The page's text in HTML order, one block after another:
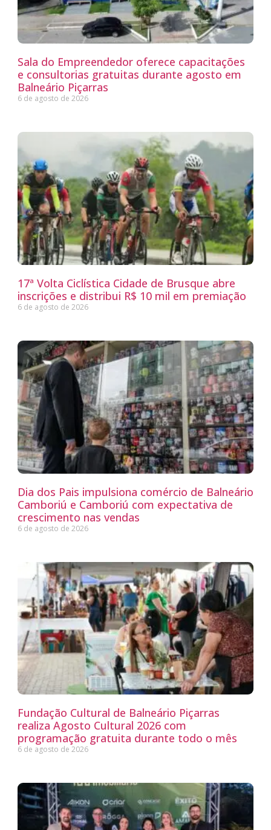
Sala do Empreendedor oferece capacitações
e consultorias gratuitas durante agosto em
Balneário Piçarras
6 de agosto de 2026
17ª Volta Ciclística Cidade de Brusque abre
inscrições e distribui R$ 10 mil em premiação
6 de agosto de 2026
Dia dos Pais impulsiona comércio de Balneário
Camboriú e Camboriú com expectativa de
crescimento nas vendas
6 de agosto de 2026
Fundação Cultural de Balneário Piçarras
realiza Agosto Cultural 2026 com
programação gratuita durante todo o mês
6 de agosto de 2026